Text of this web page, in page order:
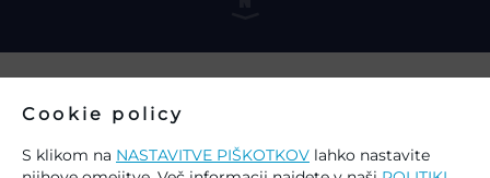
Cookie policy
S klikom na NASTAVITVE PIŠKOTKOV lahko nastavite